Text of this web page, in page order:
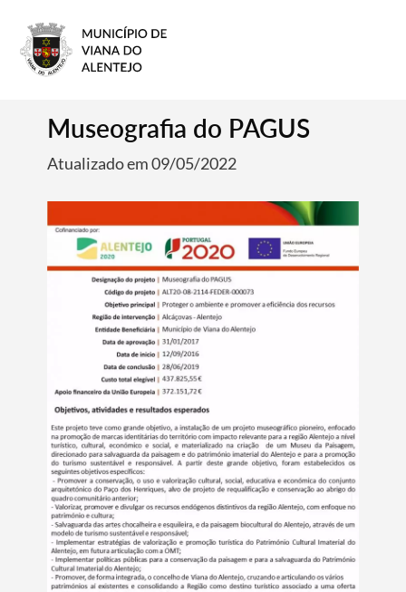
Museografia do PAGUS
Atualizado em 09/05/2022